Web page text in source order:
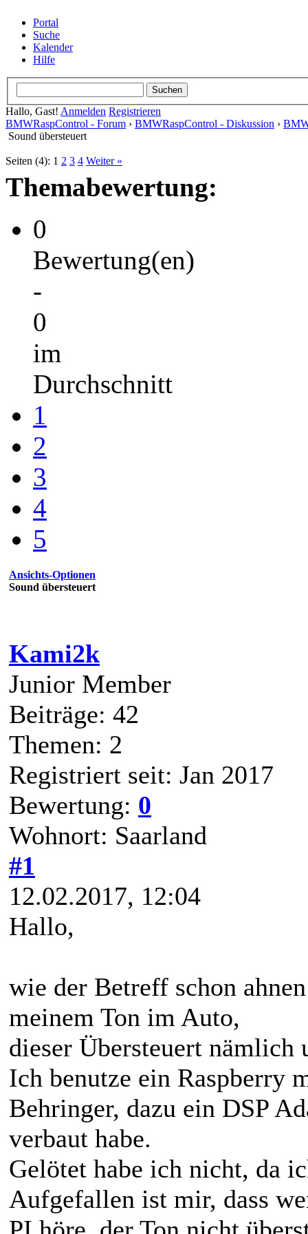
Portal
Suche
Kalender
Hilfe
Hallo, Gast!Anmelden Registrieren
BMWRaspControl - Forum
Diskussion
Sound übersteuert
Seiten (4):
Themabewertung:
0
Bewertung(en)
-
0
im
Durchschnitt
1
2
4
5
Ansichts-Optionen
Sound übersteuert
Kami2k
Junior Member
Beiträge: 42
Themen: 2
Registriert seit: Jan 2017
Bewertung:
Wohnort: Saarland
#1
12.02.2017, 12:04
Hallo,
wie der Betreff schon
meinem Ton im Auto,
dieser Übersteuert
Ich benutze ein Raspberry